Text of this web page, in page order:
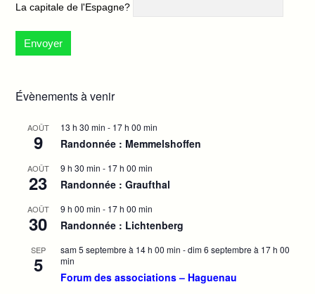
La capitale de l'Espagne?
Évènements à venir
AOÛT
9
13 h 30 min - 17 h 00 min
Randonnée : Memmelshoffen
AOÛT
23
9 h 30 min - 17 h 00 min
Randonnée : Graufthal
AOÛT
30
9 h 00 min - 17 h 00 min
Randonnée : Lichtenberg
SEP
5
sam 5 septembre à 14 h 00 min -dim 6 septembre à 17 h 00
min
Forum des associations – Haguenau